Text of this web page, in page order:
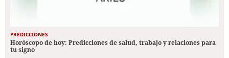
PREDICCIONES
Horóscopo de hoy: Predicciones de salud, trabajo y relaciones para
tu signo